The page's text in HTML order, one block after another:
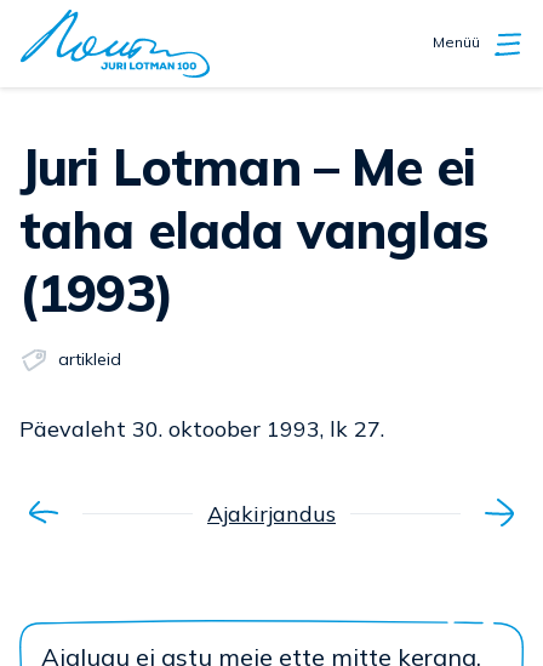
Menüü
Juri Lotman – Me ei
taha elada vanglas
(1993)
artikleid
Päevaleht 30. oktoober 1993, lk 27.
Ajakirjandus
Ajalugu ei astu meie ette mitte kerana,